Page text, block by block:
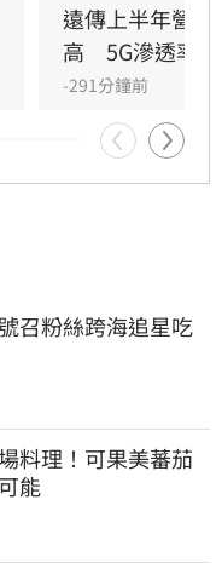
著禁售條款分批
持續衝擊股價。
遠傳上半年營收
高　5G滲透率
-291分鐘前
召粉絲跨海追星吃
料理！可果美蕃茄
能